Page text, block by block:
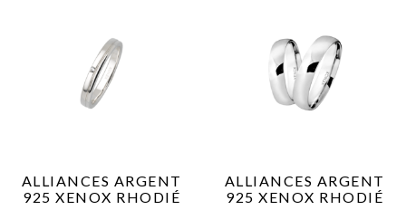
ALLIANCES ARGENT
925 XENOX RHODIÉ
ALLIANCES ARGENT
925 XENOX RHODIÉ